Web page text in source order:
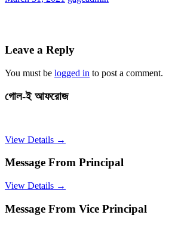
Leave a Reply
You must be logged in to post a comment.
গোল-ই আফরোজ
View Details →
Message From Principal
View Details →
Message From Vice Principal